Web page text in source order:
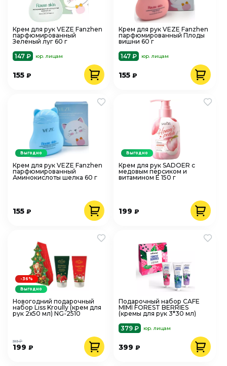
Крем для рук VEZE Fanzhen
парфюмированный
Зеленый луг 60 г
147 ₽
юр. лицам
155 ₽
Крем для рук VEZE Fanzhen
парфюмированный Плоды
вишни 60 г
147 ₽
юр. лицам
155₽
Крем для рук VEZE Fanzhen
парфюмированный
Аминокислоты шелка 60 г
155 ₽
Выгодно
Крем для рук SADOER с
медовым персиком и
витамином Е 150 г
199₽
Выгодно
Новогодний подарочный
набор Liss Kroully (крем для
рук 2х50 мл) NG-2510
199 ₽
313 ₽
-36%
Выгодно
Подарочный набор CAFE
MIMI FOREST BERRIES
(кремы для рук 3*30 мл)
379 ₽
юр. лицам
399₽